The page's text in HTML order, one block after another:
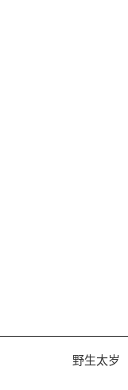
野生太岁